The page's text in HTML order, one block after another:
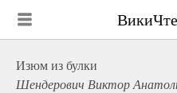
Изюм из булки
Шендерович Виктор